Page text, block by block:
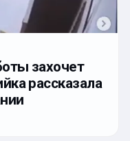
захочет
рассказала